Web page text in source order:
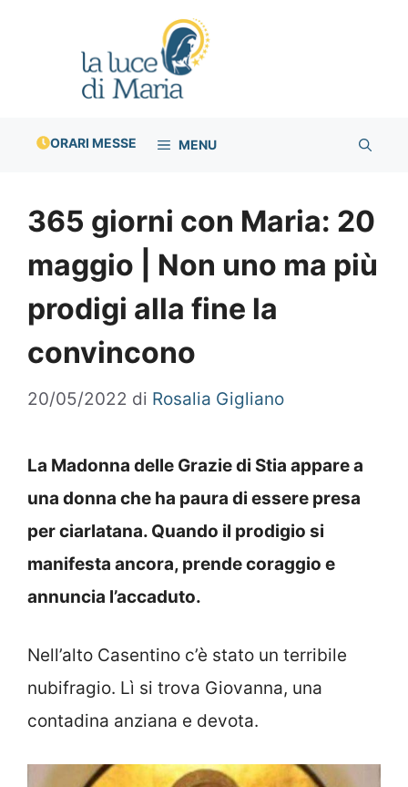
ORARI MESSE MENU
365 giorni con Maria: 20
maggio | Non uno ma più
prodigi alla fine la
convincono
20/05/2022 di Rosalia Gigliano
La Madonna delle Grazie di Stia appare a
una donna che ha paura di essere presa
per ciarlatana. Quando il prodigio si
manifesta ancora, prende coraggio e
annuncia l’accaduto.
Nell’alto Casentino c’è stato un terribile
nubifragio. Lì si trova Giovanna, una
contadina anziana e devota.